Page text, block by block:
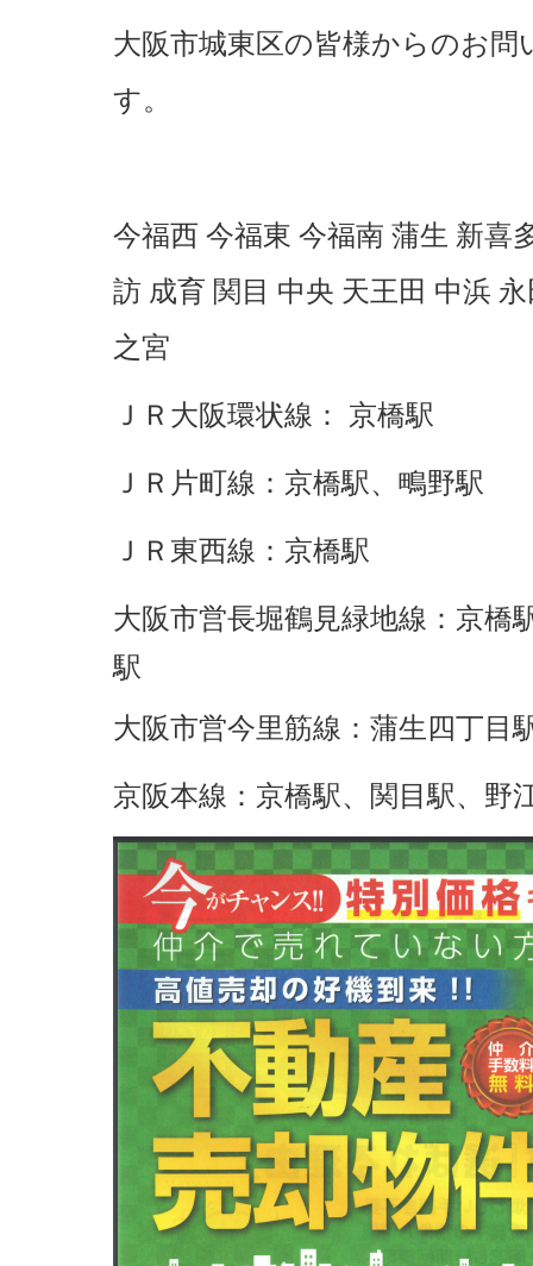
大阪市城東区の皆様からのお
す。
今福西 今福東 今福南 蒲生 新喜
訪 成育 関目 中央 天王田 中浜
之宮
ＪＲ大阪環状線： 京橋駅
ＪＲ片町線： 京橋駅、鴫野駅
ＪＲ東西線： 京橋駅
大阪市営長堀鶴見緑地線： 京橋
駅
大阪市営今里筋線： 蒲生四丁目
京阪本線： 京橋駅、関目駅、野